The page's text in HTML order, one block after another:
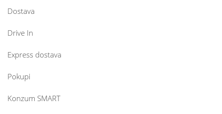
Dostava
Drive In
Express dostava
Pokupi
Konzum SMART